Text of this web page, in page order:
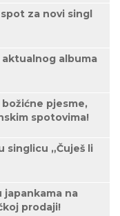
za novi singl
aktualnog albuma
pjesme,
spotovima!
singlicu „Čuješ li
japankama na
prodaji!